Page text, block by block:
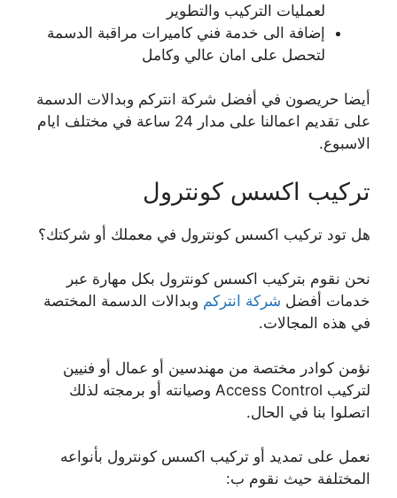
لعمليات التركيب والتطوير
إضافة الى خدمة فني كاميرات مراقبة الدسمة
لتحصل على امان عالي وكامل
أيضا حريصون في أفضل شركة انتركم وبدالات الدسمة
على تقديم اعمالنا على مدار 24 ساعة في مختلف ايام
الاسبوع.
تركيب اكسس كونترول
هل تود تركيب اكسس كونترول في معملك أو شركتك؟
نحن نقوم بتركيب اكسس كونترول بكل مهارة عبر
خدمات أفضل شركة انتركم وبدالات الدسمة المختصة
في هذه المجالات.
نؤمن كوادر مختصة من مهندسين أو عمال أو فنيين
لتركيب Access Control وصيانته أو برمجته لذلك
اتصلوا بنا في الحال.
نعمل على تمديد أو تركيب اكسس كونترول بأنواعه
المختلفة حيث نقوم ب: